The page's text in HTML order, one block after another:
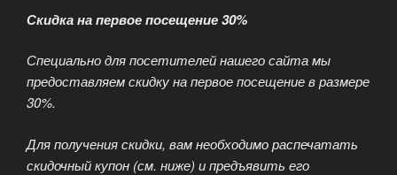
Скидка на первое посещение 30%
Специально для посетителей нашего сайта мы
предоставляем скидку на первое посещение в размере
30%.
Для получения скидки, вам необходимо распечатать
скидочный купон (см. ниже) и предъявить его